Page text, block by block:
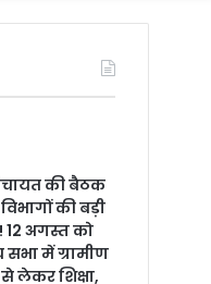
की बैठक
की बड़ी
12 अगस्त को
सभा में ग्रामीण
लेकर शिक्षा,